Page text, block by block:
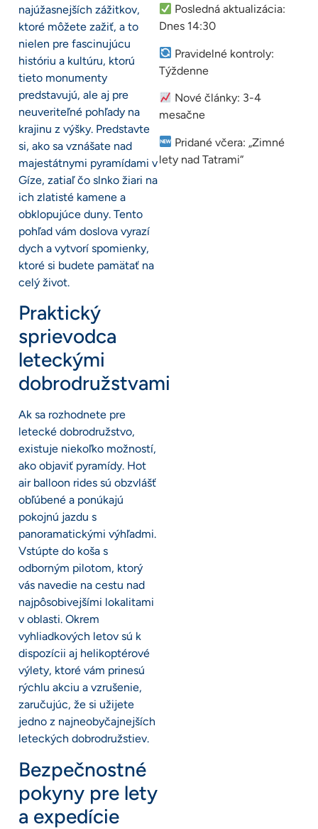
najúžasnejších zážitkov,
ktoré môžete zažiť, a to
nielen pre fascinujúcu
históriu a kultúru, ktorú
tieto monumenty
predstavujú, ale aj pre
neuveriteľné pohľady na
krajinu z výšky. Predstavte
si, ako sa vznášate nad
majestátnymi pyramídami v
Gíze, zatiaľ čo slnko žiari na
ich zlatisté kamene a
obklopujúce duny. Tento
pohľad vám doslova vyrazí
dych a vytvorí spomienky,
ktoré si budete pamätať na
celý život.
Praktický
sprievodca
leteckými
dobrodružstvami
Ak sa rozhodnete pre
letecké dobrodružstvo,
existuje niekoľko možností,
ako objaviť pyramídy. Hot
air balloon rides sú obzvlášť
obľúbené a ponúkajú
pokojnú jazdu s
panoramatickými výhľadmi.
Vstúpte do koša s
odborným pilotom, ktorý
vás navedie na cestu nad
najpôsobivejšími lokalitami
v oblasti. Okrem
vyhliadkových letov sú k
dispozícii aj helikoptérové
výlety, ktoré vám prinesú
rýchlu akciu a vzrušenie,
zaručujúc, že si užijete
jedno z najneobyčajnejších
leteckých dobrodružstiev.
Bezpečnostné
pokyny pre lety
a expedície
Posledná aktualizácia:
Dnes 14:30
Pravidelné kontroly:
Týždenne
Nové články: 3-4
mesačne
Pridané včera: „Zimné
lety nad Tatrami“